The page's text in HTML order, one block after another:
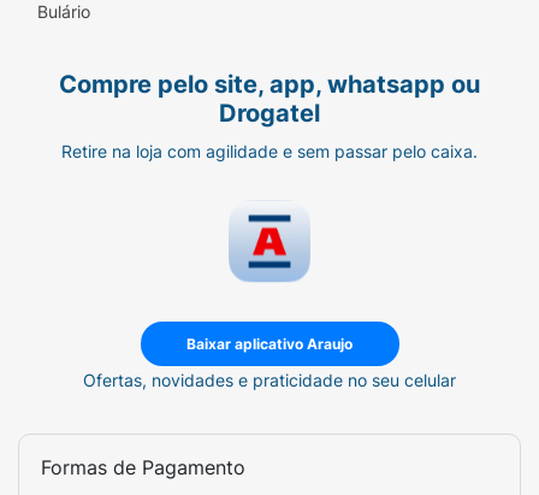
Bulário
Compre pelo site, app, whatsapp ou
Drogatel
Retire na loja com agilidade e sem passar pelo caixa.
Baixar aplicativo Araujo
Ofertas, novidades e praticidade no seu celular
Formas de Pagamento